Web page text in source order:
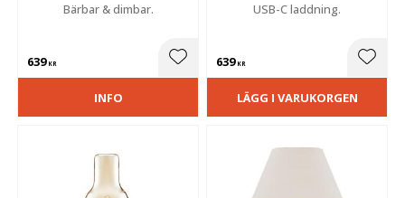
Bärbar & dimbar.
639KR Lägg till i favoriter
INFO
USB-C laddning.
639KR
LÄGG I VARUKORGEN